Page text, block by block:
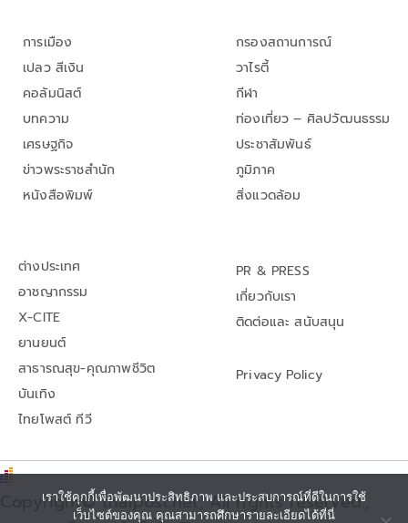
การเมือง
เปลว สีเงิน
คอลัมนิสต์
บทความ
เศรษฐกิจ
ข่าวพระราชสำนัก
หนังสือพิมพ์
กรองสถานการณ์
วาไรตี้
กีฬา
ท่องเที่ยว – ศิลปวัฒนธรรม
ประชาสัมพันธ์
ภูมิภาค
สิ่งแวดล้อม
ต่างประเทศ
อาชญากรรม
X-CITE
ยานยนต์
สาธารณสุข-คุณภาพชีวิต
บันเทิง
ไทยโพสต์ ทีวี
PR & PRESS
เกี่ยวกับเรา
ติดต่อและ สนับสนุน
Privacy Policy
Copyright© thaipost.net, All rights reserved.,
เราใช้คุกกี้เพื่อพัฒนาประสิทธิภาพ และประสบการณ์ที่ดีในการใช้
เว็บไซต์ของคุณ คุณสามารถศึกษารายละเอียดได้ที่นี่